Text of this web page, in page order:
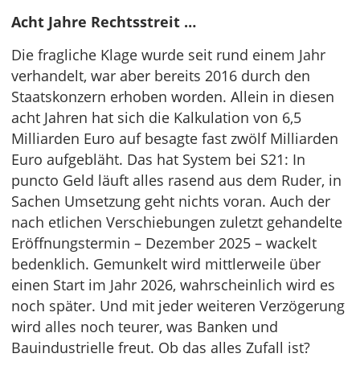
Acht Jahre Rechtsstreit …
Die fragliche Klage wurde seit rund einem Jahr
verhandelt, war aber bereits 2016 durch den
Staatskonzern erhoben worden. Allein in diesen
acht Jahren hat sich die Kalkulation von 6,5
Milliarden Euro auf besagte fast zwölf Milliarden
Euro aufgebläht. Das hat System bei S21: In
puncto Geld läuft alles rasend aus dem Ruder, in
Sachen Umsetzung geht nichts voran. Auch der
nach etlichen Verschiebungen zuletzt gehandelte
Eröffnungstermin – Dezember 2025 – wackelt
bedenklich. Gemunkelt wird mittlerweile über
einen Start im Jahr 2026, wahrscheinlich wird es
noch später. Und mit jeder weiteren Verzögerung
wird alles noch teurer, was Banken und
Bauindustrielle freut. Ob das alles Zufall ist?